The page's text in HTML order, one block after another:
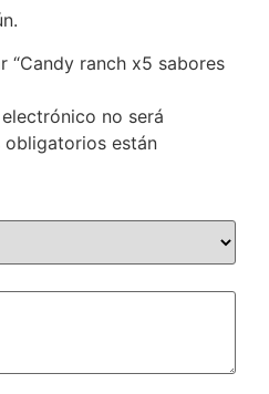
“Candy ranch x5 sabores
no será
obligatorios están